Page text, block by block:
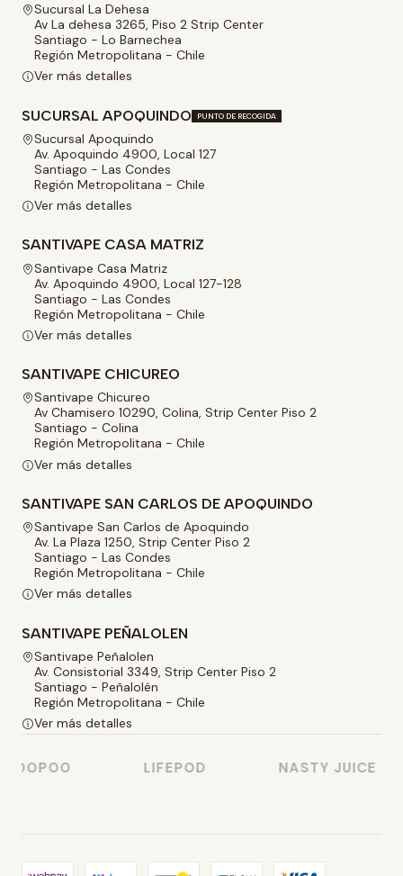
Sucursal La Dehesa
Av La dehesa 3265, Piso 2 Strip Center
Santiago - Lo Barnechea
Región Metropolitana - Chile
Ver más detalles
SUCURSAL APOQUINDO PUNTO DE RECOGIDA
Sucursal Apoquindo
Av. Apoquindo 4900, Local 127
Santiago - Las Condes
Región Metropolitana - Chile
Ver más detalles
SANTIVAPE CASA MATRIZ
Santivape Casa Matriz
Av. Apoquindo 4900, Local 127-128
Santiago - Las Condes
Región Metropolitana - Chile
Ver más detalles
SANTIVAPE CHICUREO
Santivape Chicureo
Av Chamisero 10290, Colina, Strip Center Piso 2
Santiago - Colina
Región Metropolitana - Chile
Ver más detalles
SANTIVAPE SAN CARLOS DE APOQUINDO
Santivape San Carlos de Apoquindo
Av. La Plaza 1250, Strip Center Piso 2
Santiago - Las Condes
Región Metropolitana - Chile
Ver más detalles
SANTIVAPE PEÑALOLEN
Santivape Peñalolen
Av. Consistorial 3349, Strip Center Piso 2
Santiago - Peñalolén
Región Metropolitana - Chile
Ver más detalles
LIFEPOD NASTY JUICE